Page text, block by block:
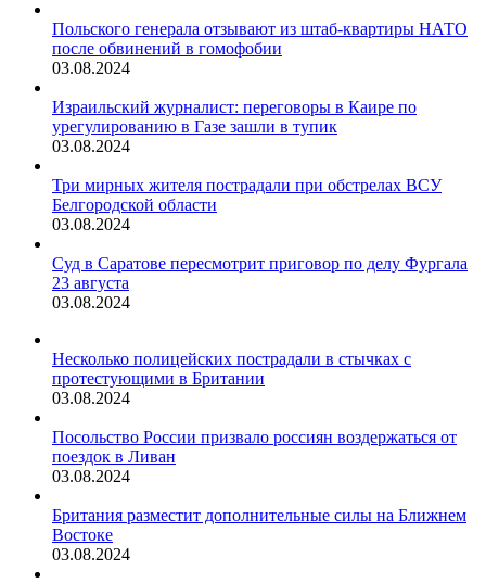
Польского генерала отзывают из штаб-квартиры НАТО
после обвинений в гомофобии
03.08.2024
Израильский журналист: переговоры в Каире по
урегулированию в Газе зашли в тупик
03.08.2024
Три мирных жителя пострадали при обстрелах ВСУ
Белгородской области
03.08.2024
Суд в Саратове пересмотрит приговор по делу Фургала
23 августа
03.08.2024
Несколько полицейских пострадали в стычках с
протестующими в Британии
03.08.2024
Посольство России призвало россиян воздержаться от
поездок в Ливан
03.08.2024
Британия разместит дополнительные силы на Ближнем
Востоке
03.08.2024